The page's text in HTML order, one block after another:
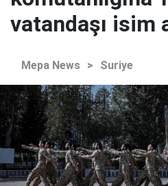
vatandaşı isim
Mepa News > Suriye